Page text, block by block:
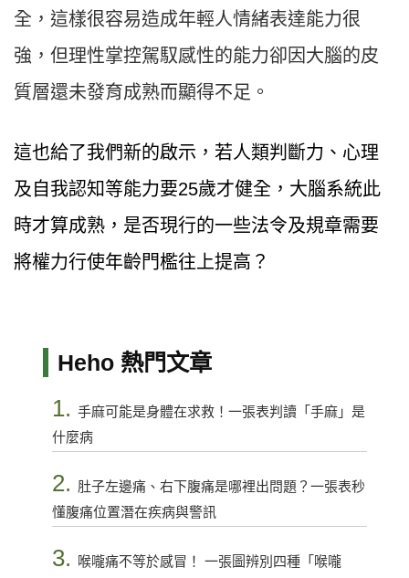
全，這樣很容易造成年輕人情緒表達能力很
強，但理性掌控駕馭感性的能力卻因大腦的皮
質層還未發育成熟而顯得不足。
這也給了我們新的啟示，若人類判斷力、心理
及自我認知等能力要25歲才健全，大腦系統此
時才算成熟，是否現行的一些法令及規章需要
將權力行使年齡門檻往上提高？
Heho 熱門文章
1. 手麻可能是身體在求救！一張表判讀「手麻」是
什麼病
2. 肚子左邊痛、右下腹痛是哪裡出問題？一張表秒
懂腹痛位置潛在疾病與警訊
3.
喉嚨痛不等於感冒！ 一張圖辨別四種「喉嚨